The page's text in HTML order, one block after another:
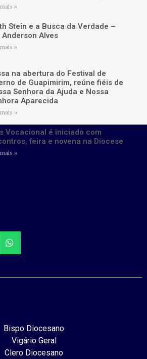
»
Stein e a Busca da Verdade –
Anderson Alves
»
na abertura do Festival de
de Guapimirim, reúne fiéis de
Senhora da Ajuda e Nossa
Aparecida
»
Vocacional é iniciado com
feira e novena na Diocese
»
Bispo Diocesano
Vigário Geral
Clero Diocesano